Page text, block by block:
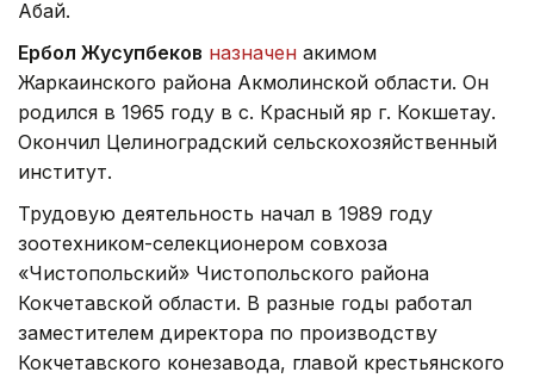
Абай.
Ербол Жусупбеков назначен акимом
Жаркаинского района Акмолинской области. Он
родился в 1965 году в с. Красный яр г. Кокшетау.
Окончил Целиноградский сельскохозяйственный
институт.
Трудовую деятельность начал в 1989 году
зоотехником-селекционером совхоза
«Чистопольский» Чистопольского района
Кокчетавской области. В разные годы работал
заместителем директора по производству
Кокчетавского конезавода, главой крестьянского